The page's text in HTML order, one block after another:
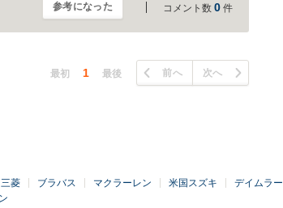
参考になった コメント数 0 件
最初 1 最後 前へ 次へ
三菱 ブラバス マクラーレン 米国スズキ デイムラー